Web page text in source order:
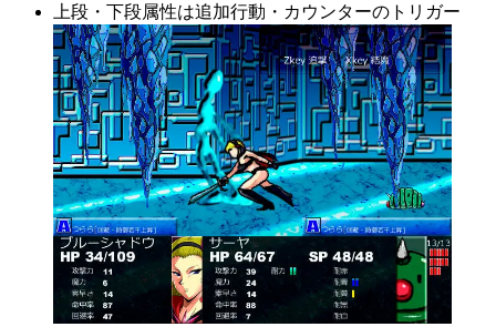
上段・下段属性は追加行動・カウンターのトリガー